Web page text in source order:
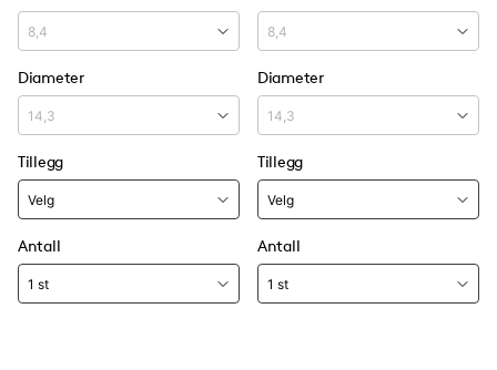
Diameter
Tillegg
Antall
Diameter
Tillegg
Antall